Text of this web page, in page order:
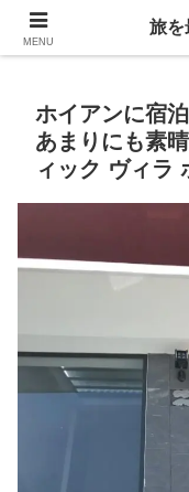
ホイアンに宿
あまりにも素
ィック ヴィラ
MENU
旅を